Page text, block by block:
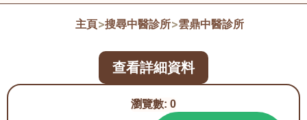
主頁>搜尋中醫診所>雲鼎中醫診所
瀏覽數: 0
查看詳細資料